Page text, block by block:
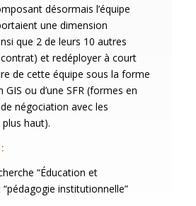
désormais l’équipe
une dimension
que 2 de leurs 10 autres
et redéployer à court
de cette équipe sous la forme
GIS ou d’une SFR (formes en
négociation avec les
haut).
“Éducation et
“pédagogie institutionnelle”